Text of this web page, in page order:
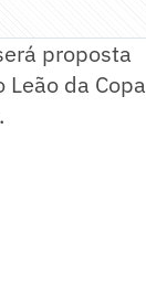
proposta
Leão da Copa